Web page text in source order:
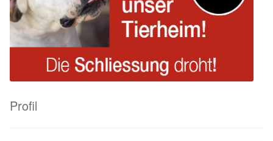
Updates „Hilfe La Linea“
Partnertierheim in Bulgarien
Partnertierheim in Polen
Profil